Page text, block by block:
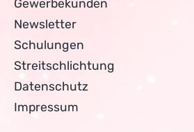
Gewerbekunden
Newsletter
Schulungen
Streitschlichtung
Datenschutz
Impressum